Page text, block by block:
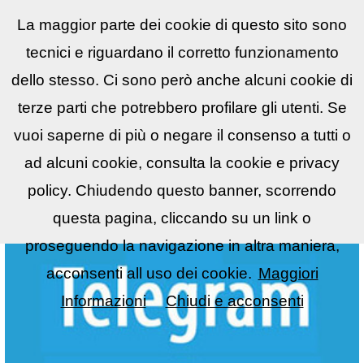
ReflexLIST▼
La maggior parte dei cookie di questo sito sono
tecnici e riguardano il corretto funzionamento
dello stesso. Ci sono però anche alcuni cookie di
terze parti che potrebbero profilare gli utenti. Se
vuoi saperne di più o negare il consenso a tutti o
ad alcuni cookie, consulta la cookie e privacy
policy. Chiudendo questo banner, scorrendo
questa pagina, cliccando su un link o
proseguendo la navigazione in altra maniera,
acconsenti all uso dei cookie. Maggiori
Informazioni
Chiudi e acconsenti